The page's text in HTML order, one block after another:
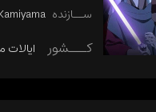
ســازنده
کـــشور